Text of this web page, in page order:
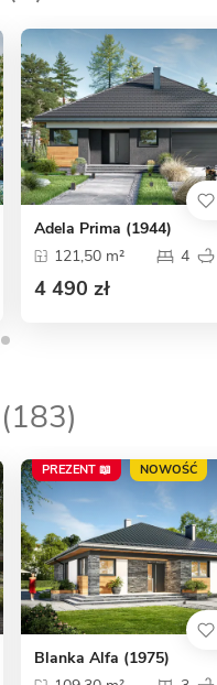
Adela Prima (1944)
121,50 m²
4
4 490 zł
(183)
PREZENT 📖 NOWOŚĆ
Blanka Alfa (1975)